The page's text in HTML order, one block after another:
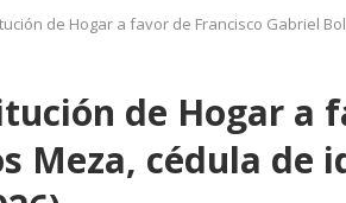
de Hogar a favor de Francisco Gabriel
de Hogar a
Meza, cédula de